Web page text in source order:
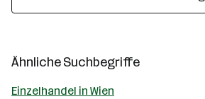
Ähnliche Suchbegriffe
Einzelhandel in Wien